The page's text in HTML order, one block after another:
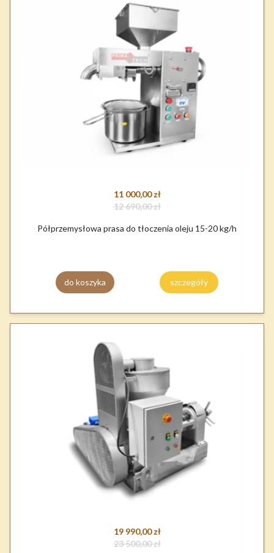
11 000,00 zł
12 690,00 zł
Półprzemysłowa prasa do tłoczenia oleju 15-20 kg/h
do koszyka szczegóły
19 990,00 zł
23 500,00 zł